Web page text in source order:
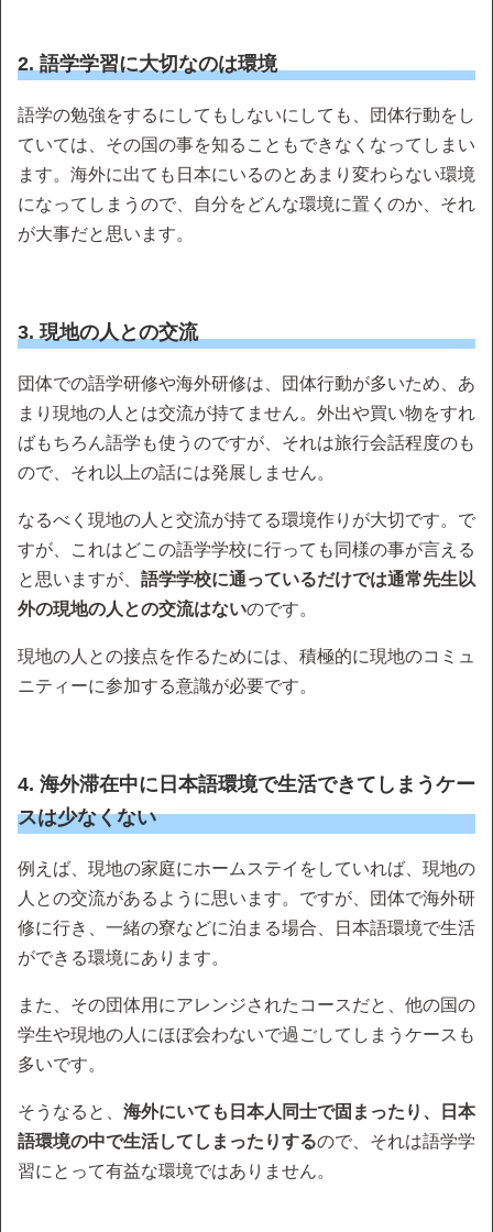
2. 語学学習に大切なのは環境
語学の勉強をするにしてもしないにしても、団体行動をし
ていては、その国の事を知ることもできなくなってしまい
ます。海外に出ても日本にいるのとあまり変わらない環境
になってしまうので、自分をどんな環境に置くのか、それ
が大事だと思います。
3. 現地の人との交流
団体での語学研修や海外研修は、団体行動が多いため、あ
まり現地の人とは交流が持てません。外出や買い物をすれ
ばもちろん語学も使うのですが、それは旅行会話程度のも
ので、それ以上の話には発展しません。
なるべく現地の人と交流が持てる環境作りが大切です。で
すが、これはどこの語学学校に行っても同様の事が言える
と思いますが、 語学学校に通っているだけでは通常先生以
外の現地の人との交流はないのです。
現地の人との接点を作るためには、積極的に現地のコミュ
ニティーに参加する意識が必要です。
4. 海外滞在中に日本語環境で生活できてしまうケー
スは少なくない
例えば、現地の家庭にホームステイをしていれば、現地の
人との交流があるように思います。ですが、団体で海外研
修に行き、一緒の寮などに泊まる場合、日本語環境で生活
ができる環境にあります。
また、その団体用にアレンジされたコースだと、他の国の
学生や現地の人にほぼ会わないで過ごしてしまうケースも
多いです。
そうなると、 海外にいても日本人同士で固まったり、日本
語環境の中で生活してしまったりするので、それは語学学
習にとって有益な環境ではありません。